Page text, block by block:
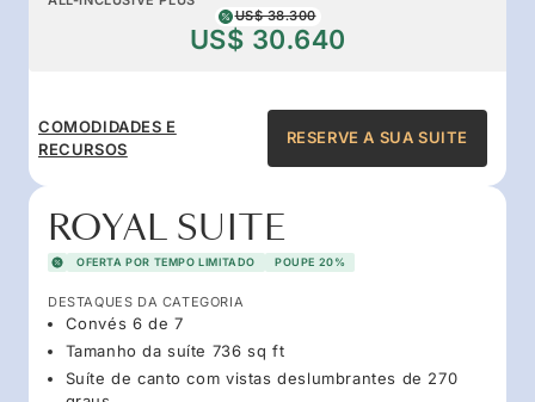
US$ 38.300
US$ 30.640
COMODIDADES E
RECURSOS
RESERVE A SUA SUITE
ROYAL SUITE
OFERTA POR TEMPO LIMITADO POUPE 20%
DESTAQUES DA CATEGORIA
Convés 6 de 7
Tamanho da suíte 736 sq ft
Suíte de canto com vistas deslumbrantes de 270